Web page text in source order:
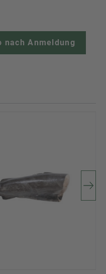
nach Anmeldung